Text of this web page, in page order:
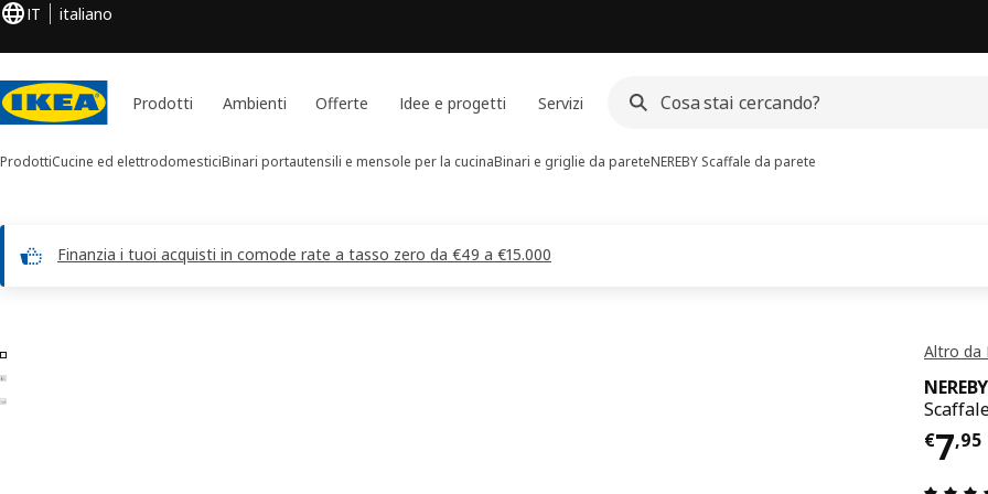
IT italiano
Prodotti Ambienti Offerte Idee e progetti Servizi
ProdottiCucine ed elettrodomesticiBinari portautensili e mensole per la cucinaBinari e griglie da pareteNEREBYScaffale da parete
Finanzia i tuoi acquisti in comode rate a tasso zero da €49 a €15.000
Immagini di 3 NEREBY
immagini Altro da
NEREBY
€7,95